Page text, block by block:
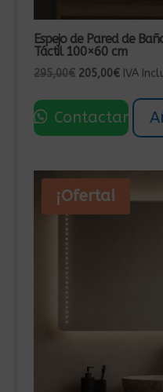
Espejo de Pared de
Táctil 100×60 cm
295,00€ El
original
era:
205,00€El
actual
es:
IVA
Contactar
¡Oferta!